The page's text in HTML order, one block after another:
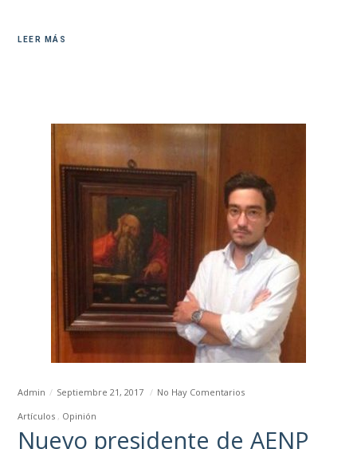
LEER MÁS
Admin Septiembre 21, 2017
No Hay Comentarios
Artículos
Opinión
Nuevo presidente de AENP